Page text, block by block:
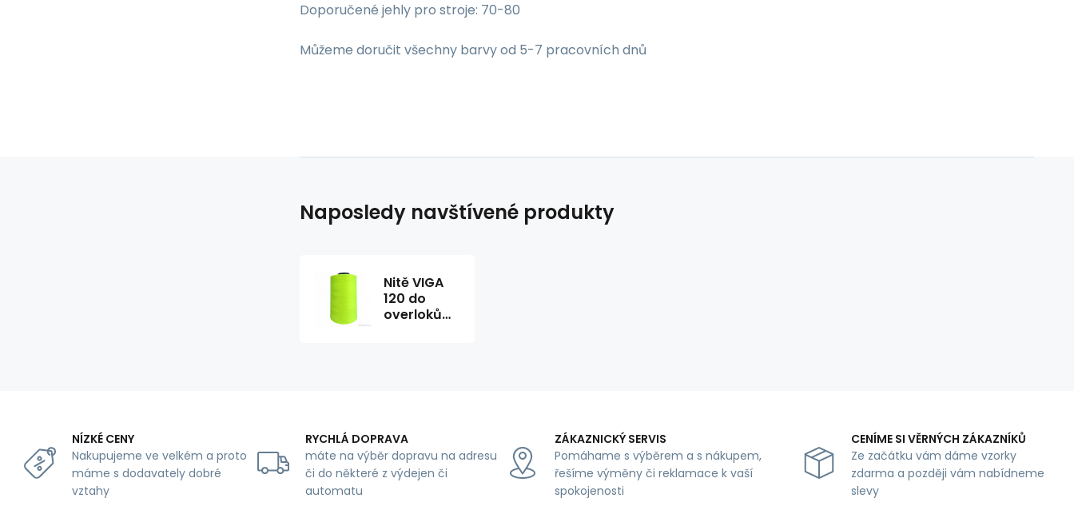
Doporučené jehly pro stroje: 70-80
Můžeme doručit všechny barvy od 5-7 pracovních dnů
Naposledy navštívené produkty
Nitě VIGA
120 do
overloků
NÍZKÉ CENY
Nakupujeme ve velkém a proto
máme s dodavately dobré
vztahy
RYCHLÁ DOPRAVA
máte na výběr dopravu na adresu
či do některé z výdejen či
automatu
ZÁKAZNICKÝ SERVIS
Pomáhame s výběrem a s nákupem,
řešíme výměny či reklamace k vaší
spokojenosti
CENÍME SI VĚRNÝCH ZÁKAZNÍKŮ
Ze začátku vám dáme vzorky
zdarma a později vám nabídneme
slevy